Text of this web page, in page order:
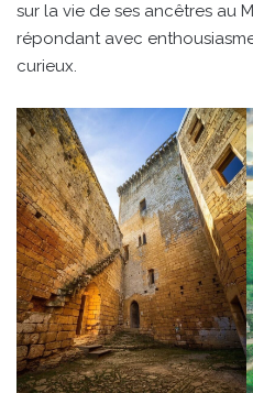
sur la vie de ses ancêtres au
répondant avec
curieux.